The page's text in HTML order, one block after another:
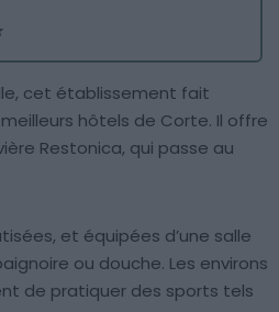
cet établissement fait
hôtels de Corte. Il offre
Restonica, qui passe au
et équipées d’une salle
ou douche. Les environs
de pratiquer des sports tels